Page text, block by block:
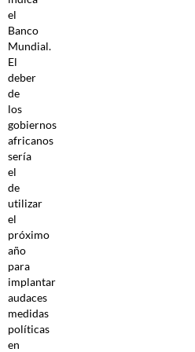
el
Banco
Mundial.
El
deber
de
los
gobiernos
africanos
sería
el
de
utilizar
el
próximo
año
para
implantar
audaces
medidas
políticas
en